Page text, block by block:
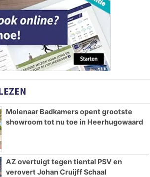
Molenaar Badkamers opent grootste
showroom tot nu toe in Heerhugowaard
AZ overtuigt tegen tiental PSV en
verovert Johan Cruijff Schaal